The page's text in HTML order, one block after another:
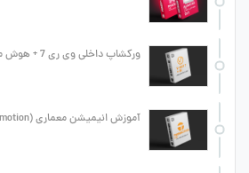
ورکشاپ داخلی وی ری 7 + هوش مصنوعی
آموزش انیمیشن معماری (Mr.Twinmotion)